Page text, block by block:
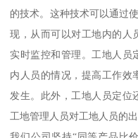
的技术。这种技术可以通过
现，从而可以对工地内的人
实时监控和管理。工地人员
内人员的情况，提高工作效
发生。此外，工地人员定位
工地管理人员对工地人员的